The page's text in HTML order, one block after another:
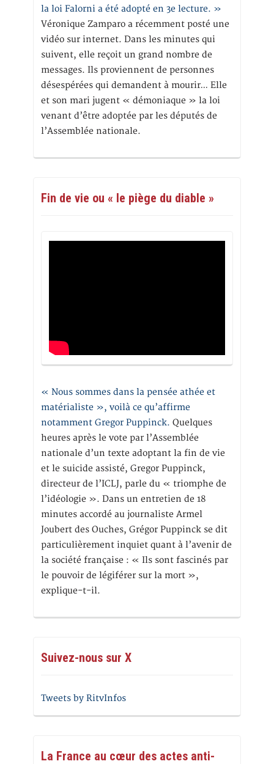
la loi Falorni a été adopté en 3e lecture. »
Véronique Zamparo a récemment posté une
vidéo sur internet. Dans les minutes qui
suivent, elle reçoit un grand nombre de
messages. Ils proviennent de personnes
désespérées qui demandent à mourir… Elle
et son mari jugent « démoniaque » la loi
venant d’être adoptée par les députés de
l’Assemblée nationale.
Fin de vie ou « le piège du diable »
« Nous sommes dans la pensée athée et
matérialiste », voilà ce qu’affirme
notamment Gregor Puppinck. Quelques
heures après le vote par l’Assemblée
nationale d’un texte adoptant la fin de vie
et le suicide assisté, Gregor Puppinck,
directeur de l’ICLJ, parle du « triomphe de
l’idéologie ». Dans un entretien de 18
minutes accordé au journaliste Armel
Joubert des Ouches, Grégor Puppinck se dit
particulièrement inquiet quant à l’avenir de
la société française : « Ils sont fascinés par
le pouvoir de légiférer sur la mort »,
explique-t-il.
Suivez-nous sur X
Tweets by RitvInfos
La France au cœur des actes anti-